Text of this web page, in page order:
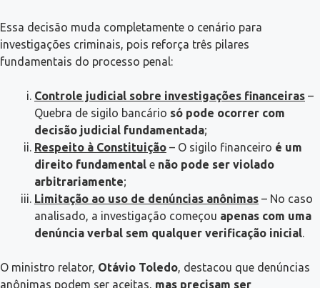
Essa decisão muda completamente o cenário para
investigações criminais, pois reforça três pilares
fundamentais do processo penal:
Controle judicial sobre investigações financeiras –
Quebra de sigilo bancário só pode ocorrer com
decisão judicial fundamentada;
Respeito à Constituição – O sigilo financeiro é um
direito fundamental e não pode ser violado
arbitrariamente;
Limitação ao uso de denúncias anônimas – No caso
analisado, a investigação começou apenas com uma
denúncia verbal sem qualquer verificação inicial.
O ministro relator, Otávio Toledo, destacou que denúncias
anônimas podem ser aceitas, mas precisam ser